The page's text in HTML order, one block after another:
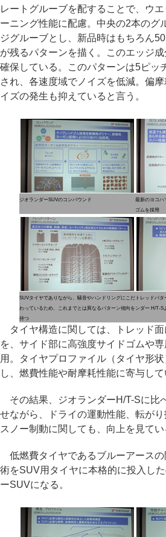
レートグルーブを配することで、ウ
ーニング性能に配慮。中央の2本のグ
ジグルーブとし、新品時はもちろん
が残るパターンを描く。このエッジ
確保している。このパターンは5ピッ
され、各速度域でノイズを低減。偏
イズの発生も抑えていると言う。
ジオランダーSUVのコンパウンド
最新のヨコハ
ゴムを採用
SUVタイヤでありながら、騒音やハンドリングにこだ
わっているため、これまでとは異なるパターン傾向を
持つ
トレッドパ
ンダー H/T-S
タイヤ構造に関しては、トレッド面
を、サイド部に高強度サイドゴムや
用。タイヤプロファイル（タイヤ形
し、燃費性能や耐摩耗性能に寄与して
その結果、ジオランダーH/T-Sに比
せながら、ドライの運動性能、転がり
スノー制動に関しても、向上を見てい
低燃費タイヤであるブルーアース
術をSUV用タイヤに本格的に投入し
ーSUVになる。